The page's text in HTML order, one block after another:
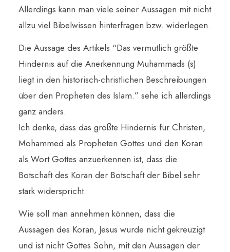
Allerdings kann man viele seiner Aussagen mit nicht
allzu viel Bibelwissen hinterfragen bzw. widerlegen.
Die Aussage des Artikels “Das vermutlich größte
Hindernis auf die Anerkennung Muhammads (s)
liegt in den historisch-christlichen Beschreibungen
über den Propheten des Islam.” sehe ich allerdings
ganz anders.
Ich denke, dass das größte Hindernis für Christen,
Mohammed als Propheten Gottes und den Koran
als Wort Gottes anzuerkennen ist, dass die
Botschaft des Koran der Botschaft der Bibel sehr
stark widerspricht.
Wie soll man annehmen können, dass die
Aussagen des Koran, Jesus wurde nicht gekreuzigt
und ist nicht Gottes Sohn, mit den Aussagen der